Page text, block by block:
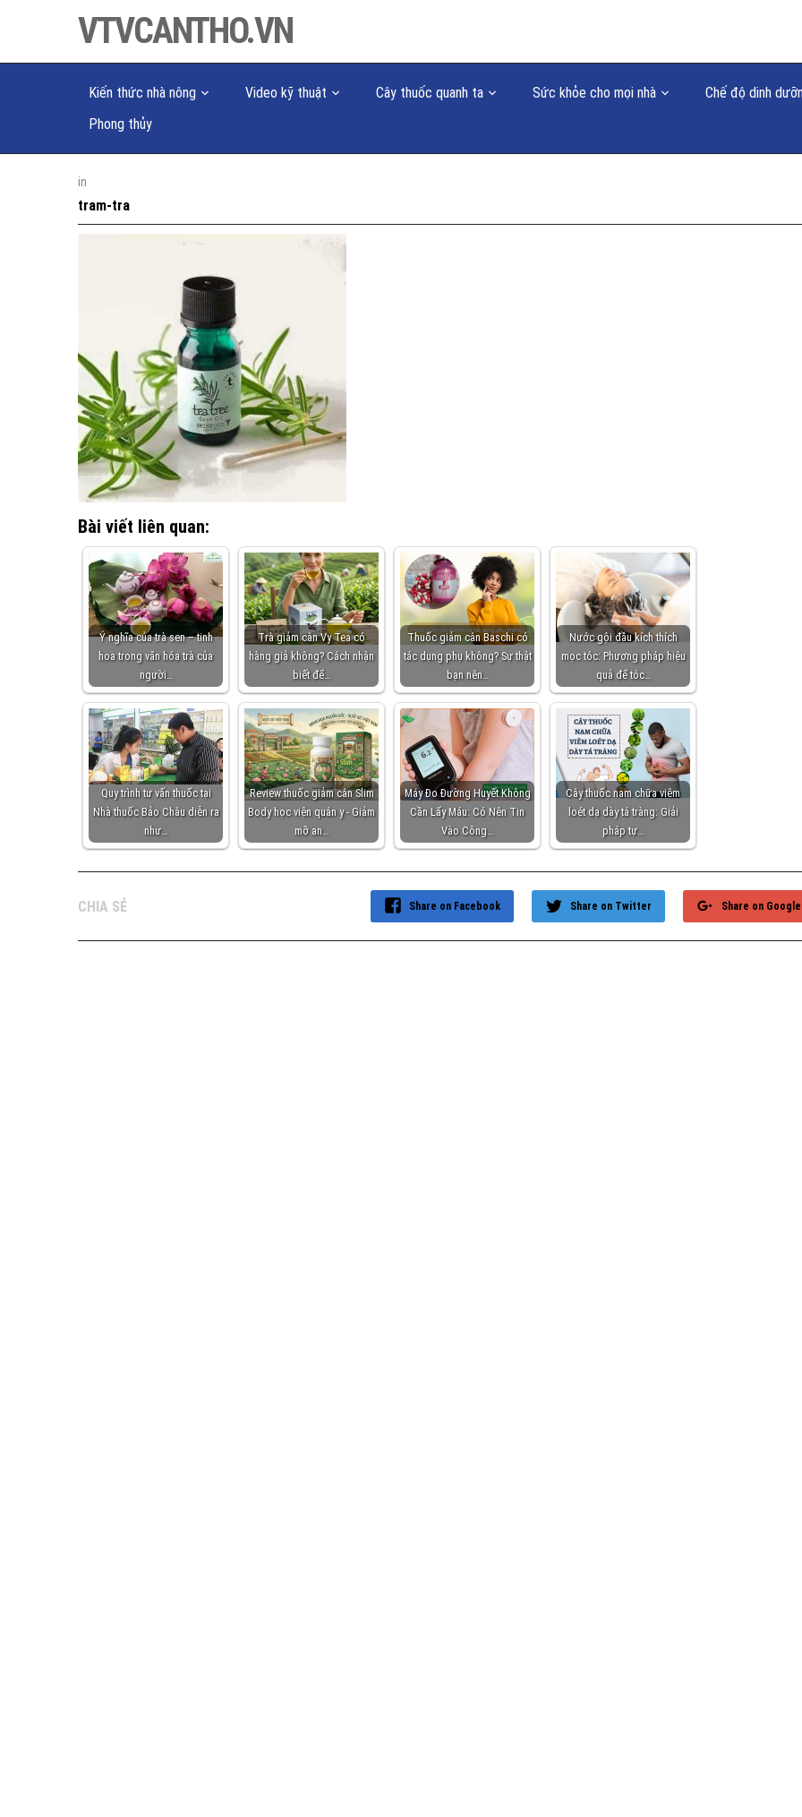
VTVCANTHO.VN
Kiến thức nhà nông Video kỹ thuật Cây thuốc quanh ta Sức khỏe cho mọi nhà
Chế độ dinh
Phong thủy
in
tram-tra
Bài viết liên quan:
Ý nghĩa của trà sen – tinh
hoa trong văn hóa trà của
người…
Trà giảm cân Vy Tea có
hàng giả không? Cách nhận
biết để…
Thuốc giảm cân Baschi có
tác dụng phụ không? Sự thật
bạn nên…
Nước gội đầu kích thích
mọc tóc: Phương pháp hiệu
quả để tóc…
Quy trình tư vấn thuốc tại
Nhà thuốc Bảo Châu diễn ra
như…
Review thuốc giảm cân Slim
Body học viện quân y - Giảm
mỡ an…
Máy Đo Đường Huyết Không
Cần Lấy Máu: Có Nên Tin
Vào Công…
Cây thuốc nam chữa viêm
loét dạ dày tá tràng: Giải
pháp tự…
CHIA SẺ Share on
Share on Twitter
Share on Facebook